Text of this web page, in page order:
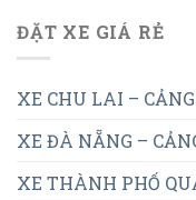
ĐẶT XE GIÁ RẺ
XE CHU LAI –
XE ĐÀ NẴNG –
XE THÀNH PHỐ